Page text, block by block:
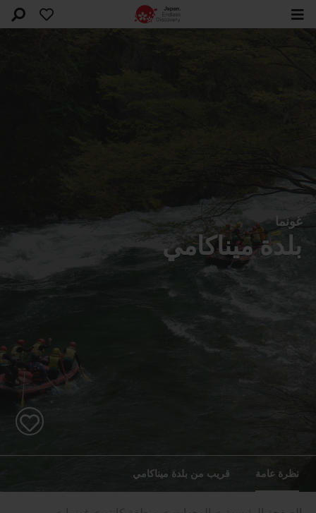
غونما
بلدة ميناكامي
نظرة عامة قريب من بلدة ميناكامي